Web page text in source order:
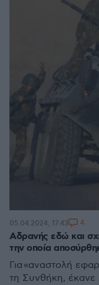
Αδρανής εδώ και
την οποία
Για «αναστολή
τη Συνθήκη, έκανε
05.04.2024, 17:43 4